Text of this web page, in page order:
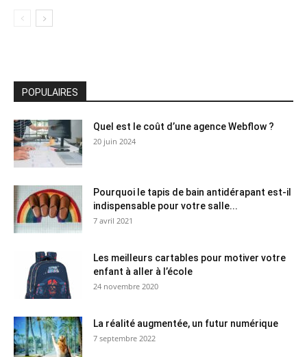
POPULAIRES
Quel est le coût d’une agence Webflow ?
20 juin 2024
Pourquoi le tapis de bain antidérapant est-il
indispensable pour votre salle...
7 avril 2021
Les meilleurs cartables pour motiver votre
enfant à aller à l’école
24 novembre 2020
La réalité augmentée, un futur numérique
7 septembre 2022